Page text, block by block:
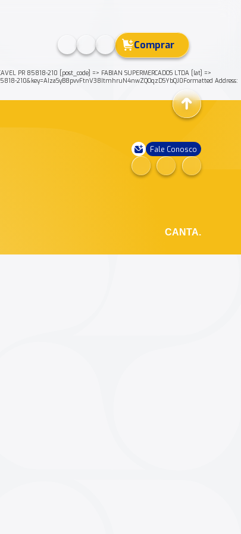
Comprar
PR 85818-210 [post_code] => FABIAN SUPERMERCADOS LTDA [lat] =>
210&key=AIzaSyB8pvvFtnV38ItmhruN4nwZQOqzDSYbQJ0Formatted Address:
Fale Conosco
CANTA.